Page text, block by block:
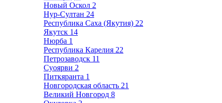
Новый Оскол 2
Нур-Султан 24
Республика Саха (Якутия) 22
Якутск 14
Нюрба 1
Республика Карелия 22
Петрозаводск 11
Суоярви 2
Питкяранта 1
Новгородская область 21
Великий Новгород 8